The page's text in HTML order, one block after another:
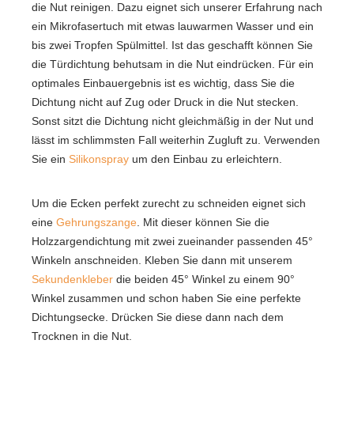
die Nut reinigen. Dazu eignet sich unserer Erfahrung nach
ein Mikrofasertuch mit etwas lauwarmen Wasser und ein
bis zwei Tropfen Spülmittel. Ist das geschafft können Sie
die Türdichtung behutsam in die Nut eindrücken. Für ein
optimales Einbauergebnis ist es wichtig, dass Sie die
Dichtung nicht auf Zug oder Druck in die Nut stecken.
Sonst sitzt die Dichtung nicht gleichmäßig in der Nut und
lässt im schlimmsten Fall weiterhin Zugluft zu. Verwenden
Sie ein Silikonspray um den Einbau zu erleichtern.
Um die Ecken perfekt zurecht zu schneiden eignet sich
eine Gehrungszange . Mit dieser können Sie die
Holzzargendichtung mit zwei zueinander passenden 45°
Winkeln anschneiden. Kleben Sie dann mit unserem
Sekundenkleber die beiden 45° Winkel zu einem 90°
Winkel zusammen und schon haben Sie eine perfekte
Dichtungsecke. Drücken Sie diese dann nach dem
Trocknen in die Nut.